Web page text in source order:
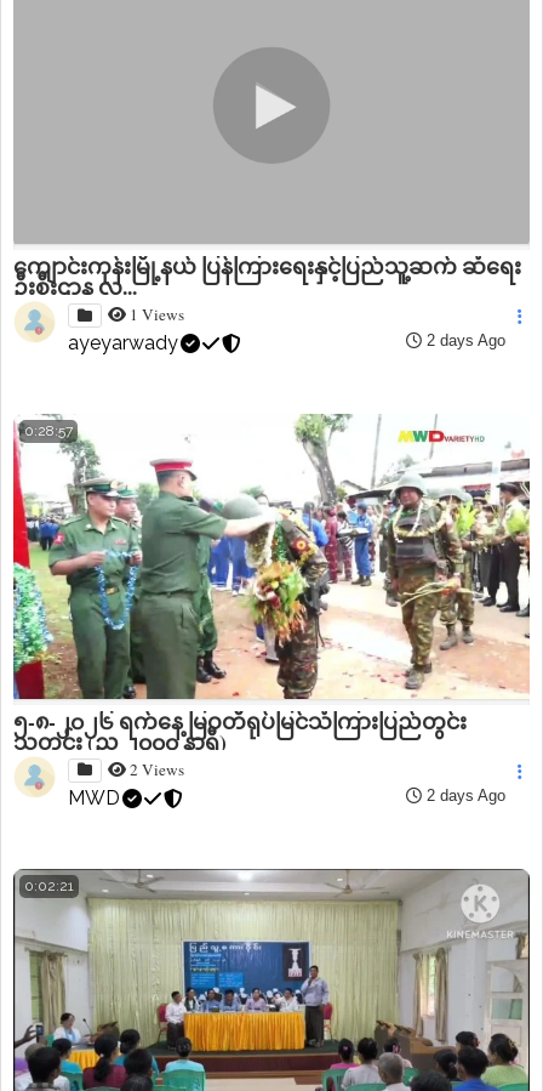
ကျောင်းကုန်းမြို့နယ် ပြန်ကြားရေးနှင့်ပြည်သူ့ဆက် ဆံ‌ရေး
ဦးစီးဌာန လ...
1 Views
ayeyarwady 2 days Ago
0:28:57
၅-၈-၂၀၂၆ ရက်နေ့ မြဝတီရုပ်မြင်သံကြားပြည်တွင်း
သတင်း (ည ၂၀၀၀ နာရီ)
2 Views
MWD 2 days Ago
0:02:21